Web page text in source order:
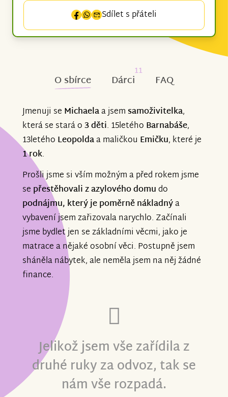
Sdílet s přáteli
O sbírce Dárci
11
FAQ
Jmenuji se Michaelaa jsemsamoživitelka,
která se stará o3 děti. 15letého Barnabáše,
13letého Leopoldaa maličkou Emičku, které je
1 rok.
Prošli jsme si vším možným a před rokem jsme
se přestěhovali z azylového domudo
podnájmu, který je poměrně nákladnýa
vybavení jsem zařizovala narychlo. Začínali
jsme bydlet jen se základními věcmi, jako je
matrace a nějaké osobní věci. Postupně jsem
sháněla nábytek, ale neměla jsem na něj žádné
finance.
Jelikož jsem vše zařídila z
druhé ruky za odvoz, tak se
nám vše rozpadá.